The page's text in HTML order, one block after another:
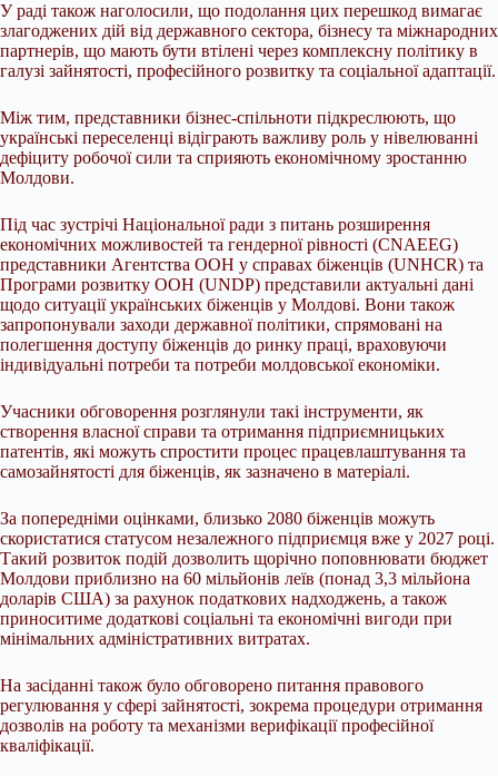
У раді також наголосили, що подолання цих перешкод вимагає
злагоджених дій від державного сектора, бізнесу та міжнародних
партнерів, що мають бути втілені через комплексну політику в
галузі зайнятості, професійного розвитку та соціальної адаптації.
Між тим, представники бізнес-спільноти підкреслюють, що
українські переселенці відіграють важливу роль у нівелюванні
дефіциту робочої сили та сприяють економічному зростанню
Молдови.
Під час зустрічі Національної ради з питань розширення
економічних можливостей та гендерної рівності (CNAEEG)
представники Агентства ООН у справах біженців (UNHCR) та
Програми розвитку ООН (UNDP) представили актуальні дані
щодо ситуації українських біженців у Молдові. Вони також
запропонували заходи державної політики, спрямовані на
полегшення доступу біженців до ринку праці, враховуючи
індивідуальні потреби та потреби молдовської економіки.
Учасники обговорення розглянули такі інструменти, як
створення власної справи та отримання підприємницьких
патентів, які можуть спростити процес працевлаштування та
самозайнятості для біженців, як зазначено в матеріалі.
За попередніми оцінками, близько 2080 біженців можуть
скористатися статусом незалежного підприємця вже у 2027 році.
Такий розвиток подій дозволить щорічно поповнювати бюджет
Молдови приблизно на 60 мільйонів леїв (понад 3,3 мільйона
доларів США) за рахунок податкових надходжень, а також
приноситиме додаткові соціальні та економічні вигоди при
мінімальних адміністративних витратах.
На засіданні також було обговорено питання правового
регулювання у сфері зайнятості, зокрема процедури отримання
дозволів на роботу та механізми верифікації професійної
кваліфікації.